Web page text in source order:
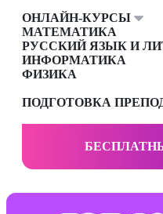
ОНЛАЙН-КУРСЫ
МАТЕМАТИКА
РУССКИЙ ЯЗЫК И
ИНФОРМАТИКА
ФИЗИКА
ПОДГОТОВКА